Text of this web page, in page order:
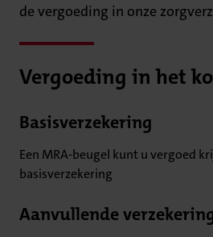
de vergoeding in onze
Vergoeding in het
Basisverzekering
Een MRA-beugel kunt u vergoed
basisverzekering
Aanvullende